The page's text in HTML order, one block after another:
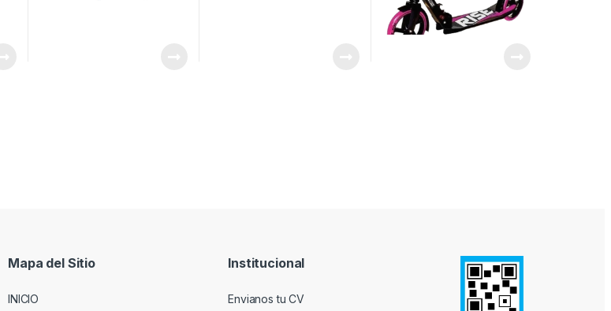
Mapa del Sitio
INICIO
Institucional
Envianos tu CV